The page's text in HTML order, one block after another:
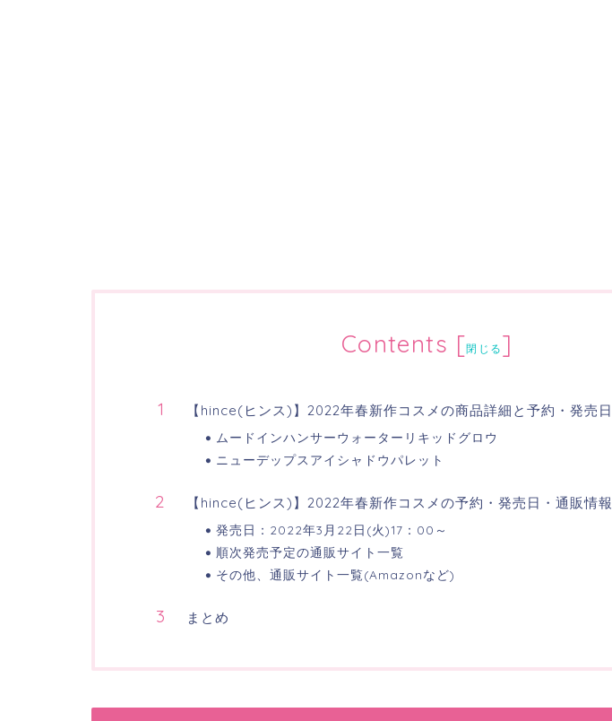
Contents [閉じる ]
【hince(ヒンス)】2022年春新作コスメの商品詳細と予約・発売日
ムードインハンサーウォーターリキッドグロウ
ニューデップスアイシャドウパレット
【hince(ヒンス)】2022年春新作コスメの予約・発売日・通販情報
発売日：2022年3月22日(火)17：00～
順次発売予定の通販サイト一覧
その他、通販サイト一覧(Amazonなど)
まとめ